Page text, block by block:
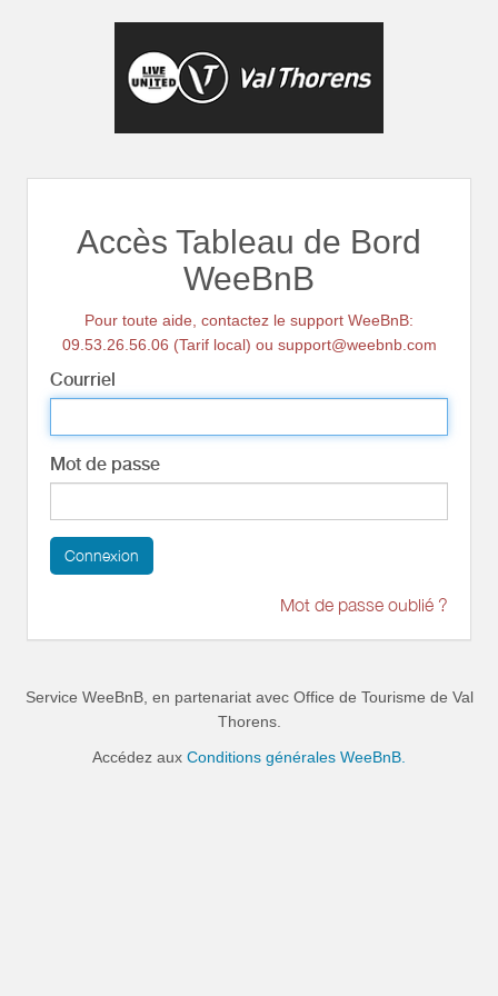
Accès Tableau de Bord
WeeBnB
Pour toute aide, contactez le support WeeBnB:
09.53.26.56.06 (Tarif local) ou support@weebnb.com
Courriel
Mot de passe
Connexion
Mot de passe oublié ?
Service WeeBnB, en partenariat avec Office de Tourisme de Val
Thorens.
Accédez aux Conditions générales WeeBnB.